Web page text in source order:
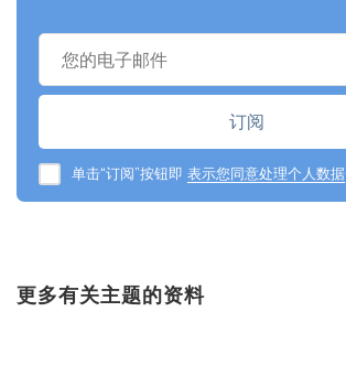
单击“订阅”按钮即 表示您同意处理个人数据
更多有关主题的资料